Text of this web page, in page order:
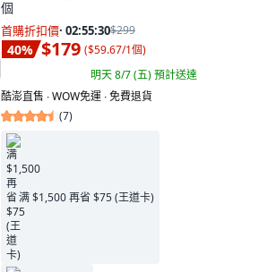
個
首購折扣價· 02:55:29$299
40% $179 ($59.67/1個)
明天 8/7 (五)預計送達
酷澎直售 ∙ WOW免運 ∙ 免費退貨
(7)
满 $1,500 再省 $75 (王道卡)